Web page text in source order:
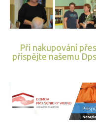
Při nakupování
přispějte našemu